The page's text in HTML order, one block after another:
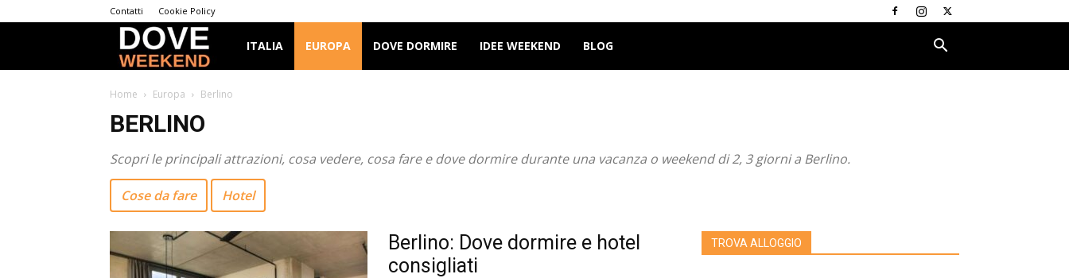
Contatti Cookie Policy
Dove
ITALIA EUROPA DOVE DORMIRE IDEE WEEKEND BLOG
Home Europa Berlino
BERLINO
Scopri le principali attrazioni, cosa vedere, cosa fare e dove dormire durante una vacanza o weekend di 2, 3 giorni a Berlino.
Cose da fare Hotel
Berlino: Dove dormire e hotel
consigliati
TROVA ALLOGGIO